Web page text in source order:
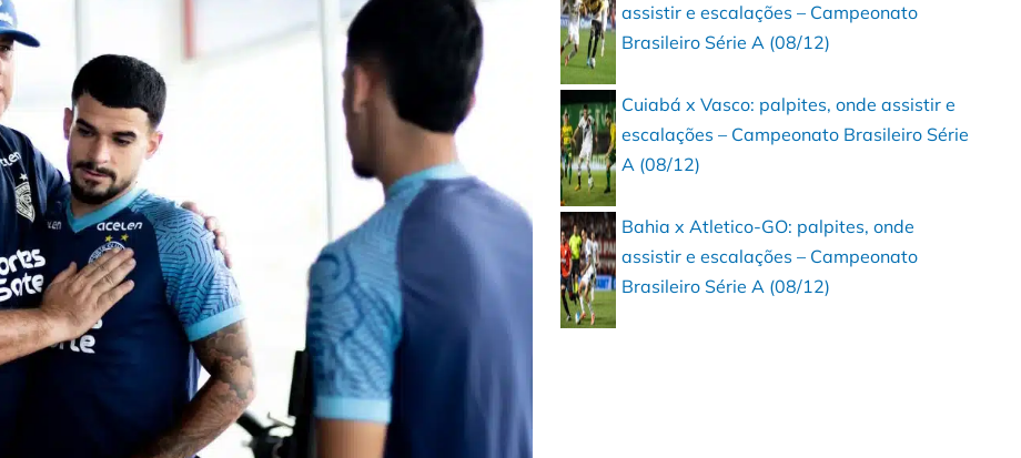
assistir e escalações – Campeonato
Brasileiro Série A (08/12)
Cuiabá x Vasco: palpites, onde assistir e
escalações – Campeonato Brasileiro Série
A (08/12)
Bahia x Atletico-GO: palpites, onde
assistir e escalações – Campeonato
Brasileiro Série A (08/12)